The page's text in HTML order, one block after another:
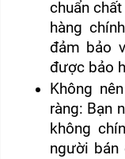
chuẩn
hàng
đảm bảo
được bảo
Không
ràng: Bạn
không
người bán